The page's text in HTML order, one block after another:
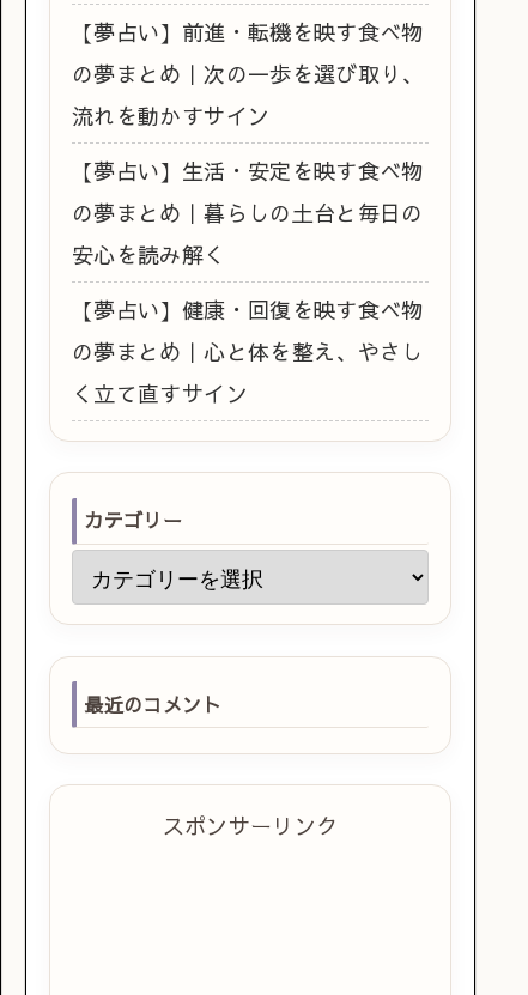
【夢占い】前進・転機を映す食べ物
の夢まとめ｜次の一歩を選び取り、
流れを動かすサイン
【夢占い】生活・安定を映す食べ物
の夢まとめ｜暮らしの土台と毎日の
安心を読み解く
【夢占い】健康・回復を映す食べ物
の夢まとめ｜心と体を整え、やさし
く立て直すサイン
カテゴリー
最近のコメント
スポンサーリンク